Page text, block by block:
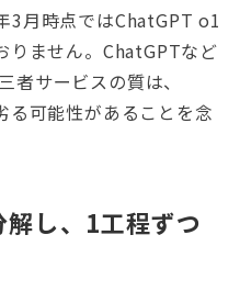
月時点ではChatGPT o1
りません。ChatGPTなど
者サービスの質は、
可能性があることを念
し、1工程ずつ